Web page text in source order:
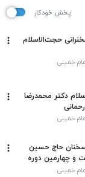
پخش خودکار
حجت‌الاسلام
خمینی
دکتر محمدرضا
خمینی
سخنان حاج حسین
و چهارمین دوره
خمینی